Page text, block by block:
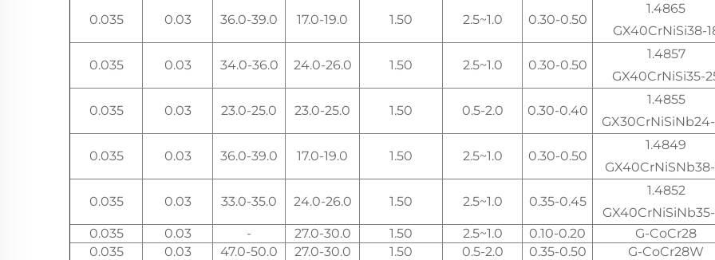
1.4865
GX40CrNiSi38-
0.30-0.50
1.0~2.5
1.50
17.0-19.0
36.0-39.0
0.03
0.035
1.4857
GX40CrNiSi35-
0.30-0.50
1.0~2.5
1.50
24.0-26.0
34.0-36.0
0.03
0.035
1.4855
0.30-0.40
0.5-2.0
1.50
23.0-25.0
23.0-25.0
0.03
0.035
1.4849
0.30-0.50
1.0~2.5
1.50
17.0-19.0
36.0-39.0
0.03
0.035
1.4852
0.35-0.45
1.0~2.5
1.50
24.0-26.0
33.0-35.0
0.03
0.035
G-CoCr28
0.10-0.20
1.0~2.5
1.50
27.0-30.0
-
0.03
0.035
G-CoCr28W
0.35-0.50
0.5-2.0
1.50
27.0-30.0
47.0-50.0
0.03
0.035